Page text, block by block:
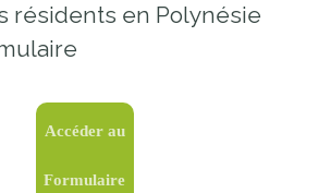
résidents en Polynésie
Accéder au
Formulaire